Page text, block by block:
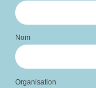
Nom
Organisation